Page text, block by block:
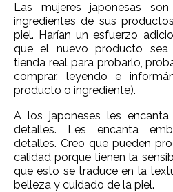
Las mujeres japonesas
ingredientes de sus
piel. Harían un esfuerzo
que el nuevo producto sea
tienda real para probarlo,
comprar, leyendo e
producto o ingrediente).
A los japoneses les
detalles. Les encanta
detalles. Creo que pueden
calidad porque tienen la
que esto se traduce en la
belleza y cuidado de la piel.